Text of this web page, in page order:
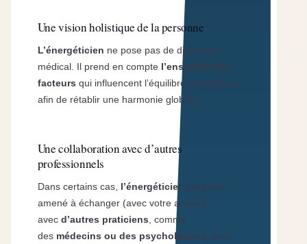
Une vision holistique de la personne
L’énergéticien ne pose pas de diagnostic
médical. Il prend en compte l’ensemble des
facteurs qui influencent l’équilibre énergétique,
afin de rétablir une harmonie globale.
Une collaboration avec d’autres
professionnels
Dans certains cas, l’énergéticien peut être
amené à échanger (avec votre accord)
avec d’autres praticiens , comme
des médecins ou des psychologues , pour